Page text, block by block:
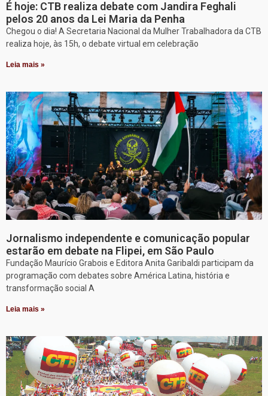
É hoje: CTB realiza debate com Jandira Feghali
pelos 20 anos da Lei Maria da Penha
Chegou o dia! A Secretaria Nacional da Mulher Trabalhadora da CTB
realiza hoje, às 15h, o debate virtual em celebração
Leia mais »
Jornalismo independente e comunicação popular
estarão em debate na Flipei, em São Paulo
Fundação Maurício Grabois e Editora Anita Garibaldi participam da
programação com debates sobre América Latina, história e
transformação social A
Leia mais »